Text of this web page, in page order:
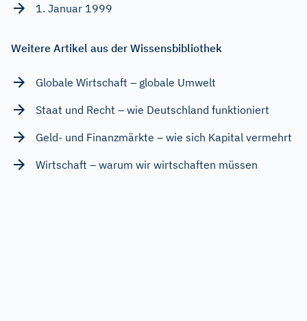
1. Januar 1999
Weitere Artikel aus der Wissensbibliothek
Globale Wirtschaft – globale Umwelt
Staat und Recht – wie Deutschland funktioniert
Geld- und Finanzmärkte – wie sich Kapital vermehrt
Wirtschaft – warum wir wirtschaften müssen